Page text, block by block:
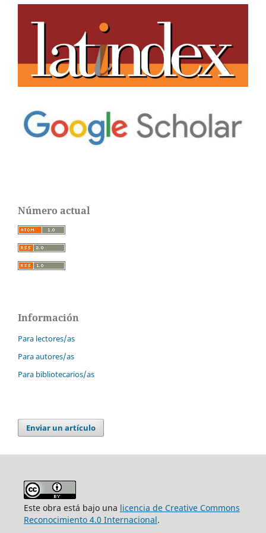
Número actual
Información
Para lectores/as
Para autores/as
Para bibliotecarios/as
Enviar un artículo
Este obra está bajo una licencia de Creative Commons
Reconocimiento 4.0 Internacional.